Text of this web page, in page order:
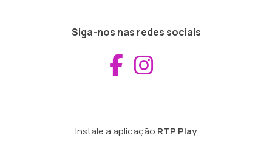
Siga-nos nas redes sociais
Aceder ao
Instale a aplicação RTP Play